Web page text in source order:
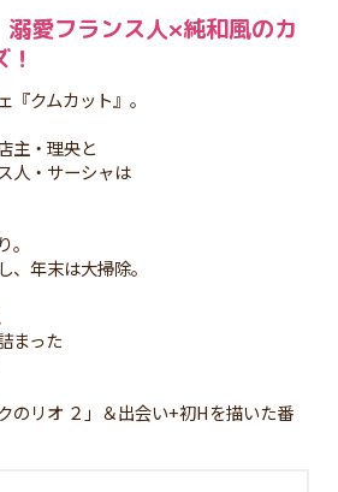
愛フランス人×純和風のカ
『クムカット』。
主・理央と
人・サーシャは
年末は大掃除。
まった
のリオ ２」＆出会い+初Hを描いた番